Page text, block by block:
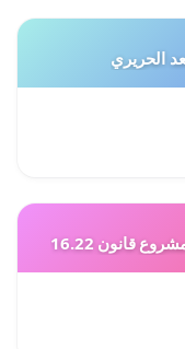
الحريري
قانون 16.22